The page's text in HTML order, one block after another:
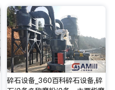
碎石设备_360百科碎石设备,碎